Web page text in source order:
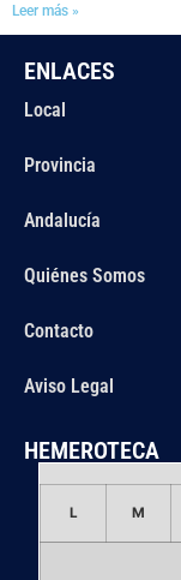
Leer más »
ENLACES
Local
Provincia
Andalucía
Quiénes Somos
Contacto
Aviso Legal
HEMEROTECA
L M